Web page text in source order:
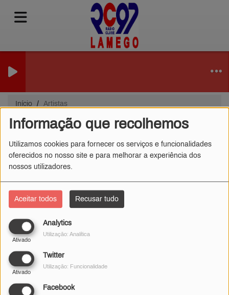
Informação que recolhemos
Utilizamos cookies para fornecer os serviços e funcionalidades
oferecidos no nosso site e para melhorar a experiência dos
nossos utilizadores.
Aceitar todos Recusar tudo
Analytics
Ativado
Utilização: Analítica
Twitter
Ativado
Utilização: Funcionalidade
Facebook
Início Artistas
Artistas
Tudo 0-9 A B C D E F G H I
J
K
L M O P Q
X
Y
Não foram encontrados resultados.